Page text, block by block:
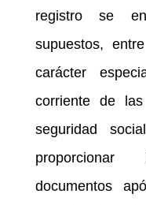
registro se
supuestos,
carácter
corriente de
seguridad
documentos